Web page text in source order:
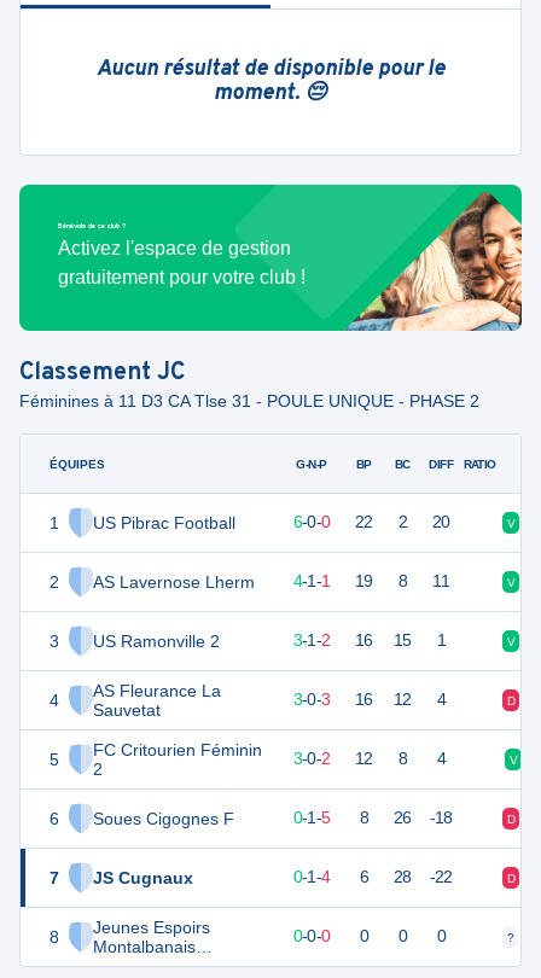
Aucun résultat de disponible pour le
moment. 😔
Bénévole de ce club ?
Activez l'espace de gestion
gratuitement pour votre club !
Classement JC
Féminines à 11 D3 CA Tlse 31 - POULE UNIQUE - PHASE 2
ÉQUIPES
1 US Pibrac Football
2 AS Lavernose Lherm
3 US Ramonville 2
4
AS Fleurance La
Sauvetat
5
FC Critourien Féminin
2
6 Soues Cigognes F
7 JS Cugnaux
8
Jeunes Espoirs
Montalbanais
Féminines
G-N-P BP BC DIFF RATIO
18 6-0-0 22 2 20 V
13 4-1-1 19 8 11 V
10 3-1-2 16 15 1 V
9 3-0-3 16 12 4 D
8 6 3-0-2 12 8 4 V
1 0-1-5 8 26 -18 D
0-1-4 6 28 -22 D
0-0-0 0 0 0 ?